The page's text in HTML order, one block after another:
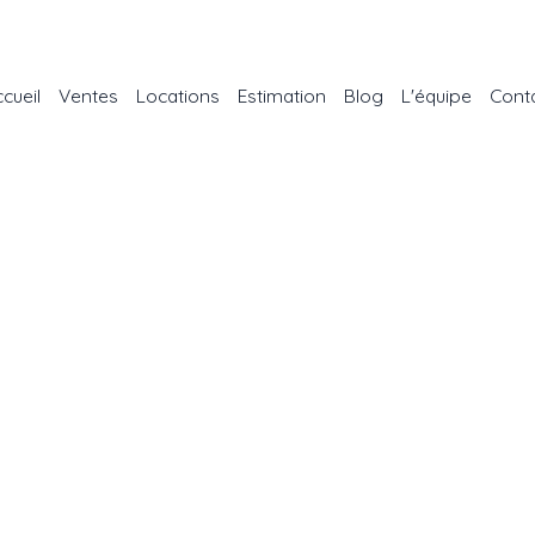
Ventes Locations Estimation Blog L'équipe